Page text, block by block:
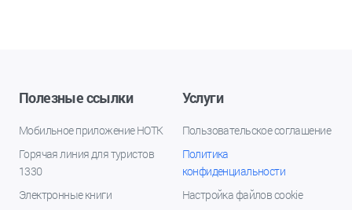
Полезные ссылки
Мобильное приложение НОТК
Горячая линия для туристов
1330
Электронные книги
Услуги
Пользовательское соглашение
Политика
конфиденциальности
Настройка файлов cookie